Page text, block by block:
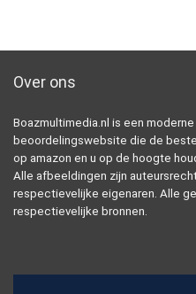
Over ons
Boazmultimedia.nl is een
beoordelingswebsite die de
op amazon en u op de hoogte
Alle afbeeldingen zijn
respectievelijke eigenaren. Alle
respectievelijke bronnen.